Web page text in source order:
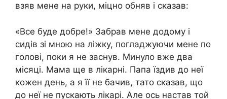
взяв мене на руки, міцно обняв і сказав:
«Все буде добре!» Забрав мене додому і
сидів зі мною на ліжку, погладжуючи мене по
голові, поки я не заснув. Минуло вже два
місяці. Мама ще в лікарні. Папа їздив до неї
кожен день, а я її не бачив, тато сказав, що
до неї не пускають лікарі. Але ось настав той